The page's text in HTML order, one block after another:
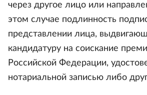
через другое лицо или
этом случае подлинность
представлении лица,
кандидатуру на соискание
Российской Федерации,
нотариальной записью либо